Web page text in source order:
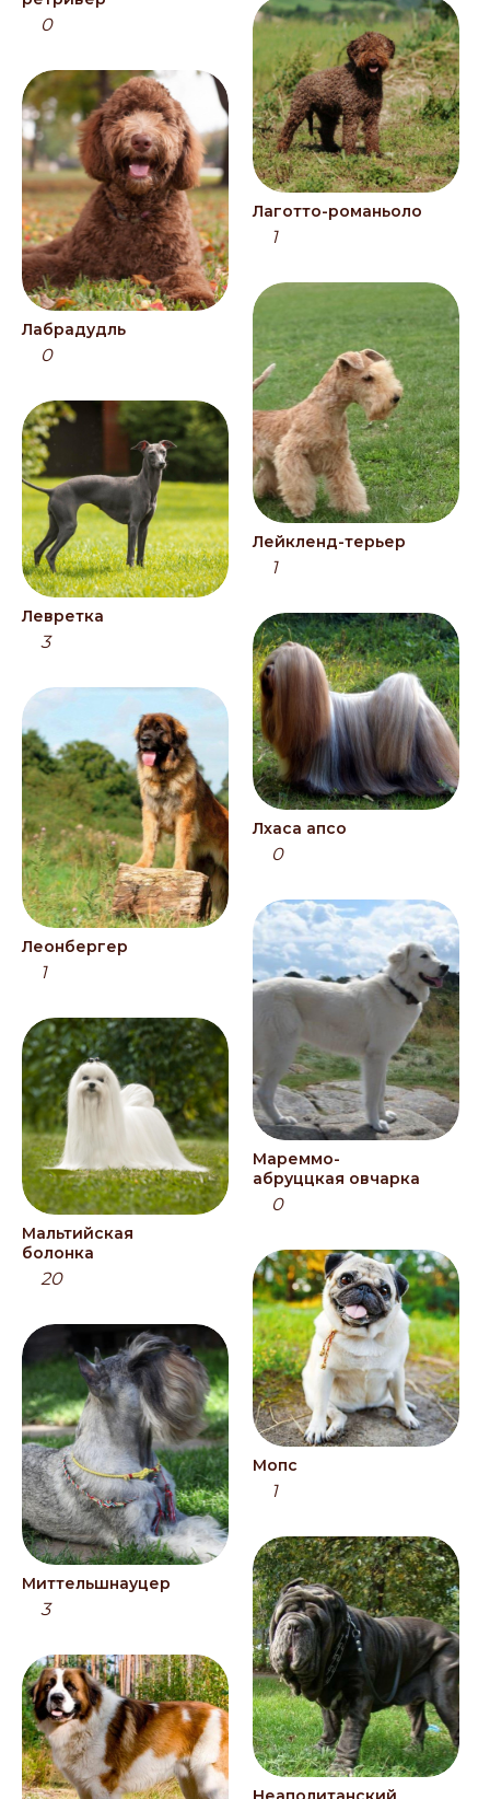
0
Лабрадудль
0
Левретка
3
Леонбергер
1
Мальтийская
болонка
20
Миттельшнауцер
3
Лаготто-романьоло
1
Лейкленд-терьер
1
Лхаса апсо
0
Мареммо-
абруццкая овчарка
0
Мопс
1